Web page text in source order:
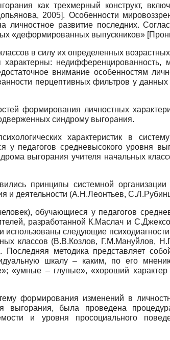
как трехмерный конструкт,
2005]. Особенности
личностное развитие последних.
«деформированных выпускников» [
в силу их определенных
недифференцированность,
внимание особенностям
перцептивных фильтров у
формирования личностных
синдрому выгорания.
характеристик в
у педагогов средневысокого уровня
выгорания учителя начальных
принципы системной
и деятельности (А.Н.Леонтьев,
обучающиеся у педагогов
разработанной К.Маслач и
следующие
классов (В.В.Козлов, Г.М.Мануйлов,
методика представляет
шкалу – каким, по его
«умные – глупые», «хороший
формирования изменений в
выгорания, была проведена
и уровня просоциального